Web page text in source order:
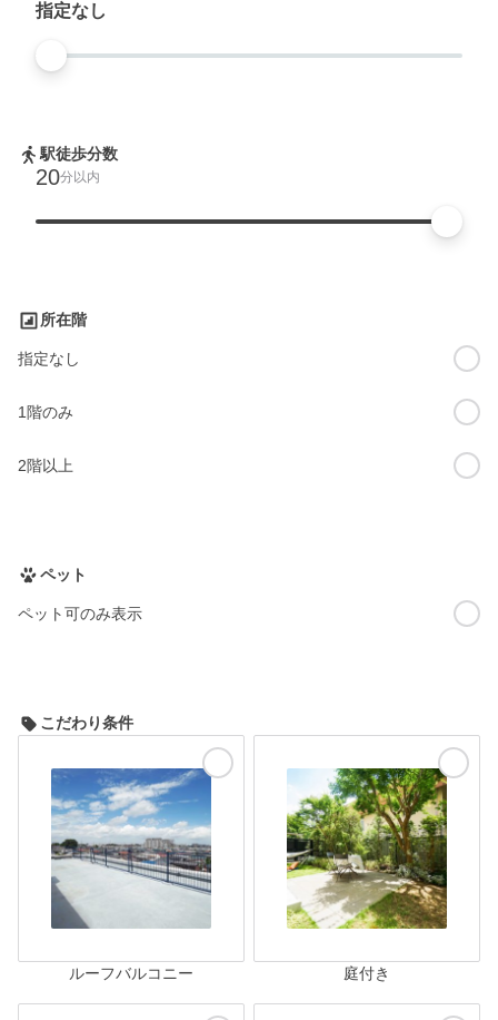
指定なし
駅徒歩分数
20分以内
所在階
指定なし
1階のみ
2階以上
ペット
ペット可のみ表示
こだわり条件
ルーフバルコニー 庭付き